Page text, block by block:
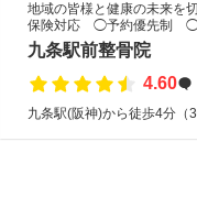
地域の皆様と健康の未来
保険対応 ◯予約優先制 ◯
九条駅前整骨院
4.60
九条駅(阪神)から徒歩4分（